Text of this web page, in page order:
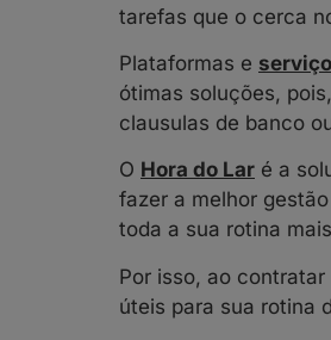
tarefas que o cerca
Plataformas e
ótimas soluções,
clausulas de banco
O Hora do Lar é a
fazer a melhor
toda a sua rotina
Por isso, ao
úteis para sua rotina